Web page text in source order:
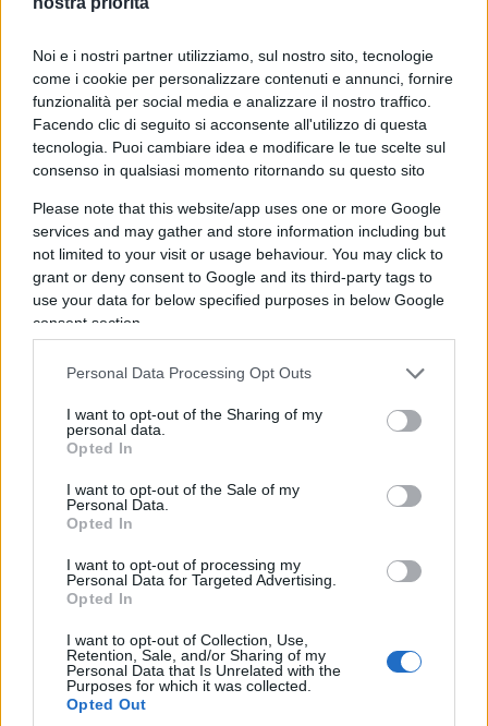
Noi e i nostri partner utilizziamo, sul nostro sito, tecnologie
come i cookie per personalizzare contenuti e annunci, fornire
funzionalità per social media e analizzare il nostro traffico.
Facendo clic di seguito si acconsente all'utilizzo di questa
tecnologia. Puoi cambiare idea e modificare le tue scelte sul
consenso in qualsiasi momento ritornando su questo sito
Please note that this website/app uses one or more Google
services and may gather and store information including but
not limited to your visit or usage behaviour. You may click to
grant or deny consent to Google and its third-party tags to
use your data for below specified purposes in below Google
consent section.
Personal Data Processing Opt Outs
I want to opt-out of the Sharing of my
personal data.
Opted In
I want to opt-out of the Sale of my
Personal Data.
Opted In
I want to opt-out of processing my
Personal Data for Targeted Advertising.
Opted In
I want to opt-out of Collection, Use,
Retention, Sale, and/or Sharing of my
Personal Data that Is Unrelated with the
Purposes for which it was collected.
Opted Out
“Il nazionalismo non riconosce i confini; non si
fermeranno finché non trasformeranno le società
libere in arene per l’applicazione della loro sharia,
finché non imporranno un’obbligatoria hijab alle
donne occidentali e finché non legalizzeranno il
matrimonio con ragazze di 9 anni” (la pedofilia
istituzionalizzata è un altro pallino comunista).
Dicendo, scrivendo tutto questo, cioè l’unica verità
vera, per le nostre femen col culo incremato
Masih Alinejad
È una nemica, una fascista, figuratevi, una che